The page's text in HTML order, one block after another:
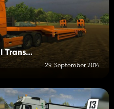
Volvo FH16 2012 Special Transport
29. September 2014